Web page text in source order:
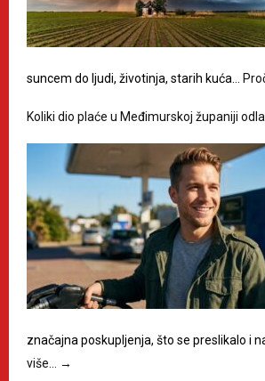
suncem do ljudi, životinja, starih kuća…
Koliki dio plaće u Međimurskoj županiji
značajna poskupljenja, što se preslikalo i
više…
→